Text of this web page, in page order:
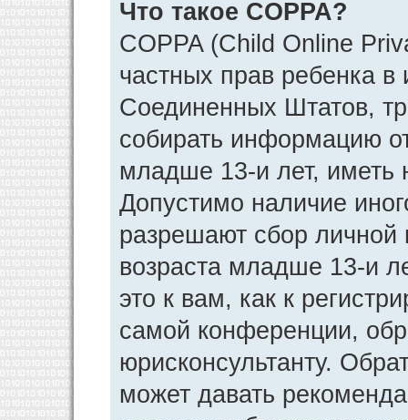
Что такое COPPA?
COPPA (Child Online
частных прав ребенка в
Соединенных Штатов,
собирать информацию
младше 13-и лет, иметь
Допустимо наличие
разрешают сбор
возраста младше 13-и
это к вам, как к
самой конференции,
юрисконсультанту.
может давать